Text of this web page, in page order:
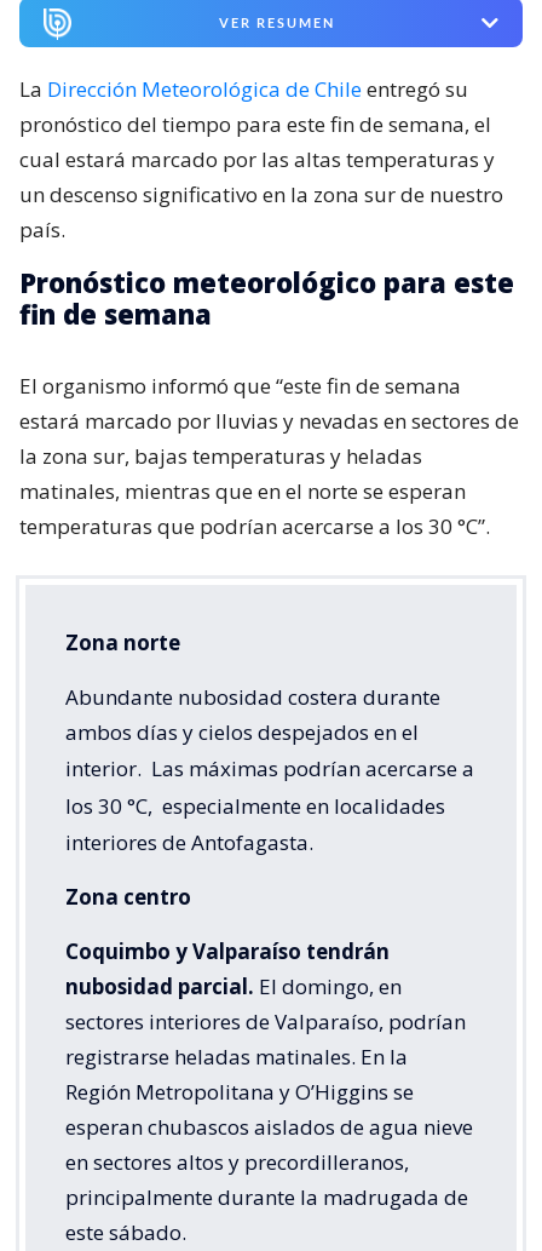
VER RESUMEN
La Dirección Meteorológica de Chileentregó su
pronóstico del tiempo para este fin de semana, el
cual estará marcado por las altas temperaturas y
un descenso significativo en la zona sur de nuestro
país.
Pronóstico meteorológico para este
fin de semana
El organismo informó que “este fin de semana
estará marcado por lluvias y nevadas en sectores de
la zona sur, bajas temperaturas y heladas
matinales, mientras que en el norte se esperan
temperaturas que podrían acercarse a los 30 °C”.
Zona norte
Abundante nubosidad costera durante
ambos días y cielos despejados en el
interior. Las máximas podrían acercarse a
los 30 °C, especialmente en localidades
interiores de Antofagasta.
Zona centro
Coquimbo y Valparaíso tendrán
nubosidad parcial. El domingo, en
sectores interiores de Valparaíso, podrían
registrarse heladas matinales. En la
Región Metropolitana y O’Higgins se
esperan chubascos aislados de agua nieve
en sectores altos y precordilleranos,
principalmente durante la madrugada de
este sábado.